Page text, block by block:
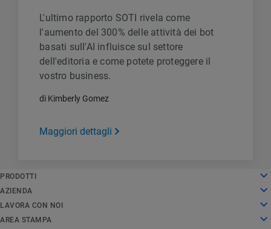
L'ultimo rapporto SOTI rivela come
l'aumento del 300% delle attività dei bot
basati sull'AI influisce sul settore
dell'editoria e come potete proteggere il
vostro business.
di Kimberly Gomez
Maggiori dettagli
PRODOTTI
Cloud computing
Sicurezza
Delivery dei contenuti
AZIENDA
Chi siamo
La nostra storia
LAVORA CON NOI
Lavora con noi
AREA STAMPA
Deutsch
Español
Français
Italiano